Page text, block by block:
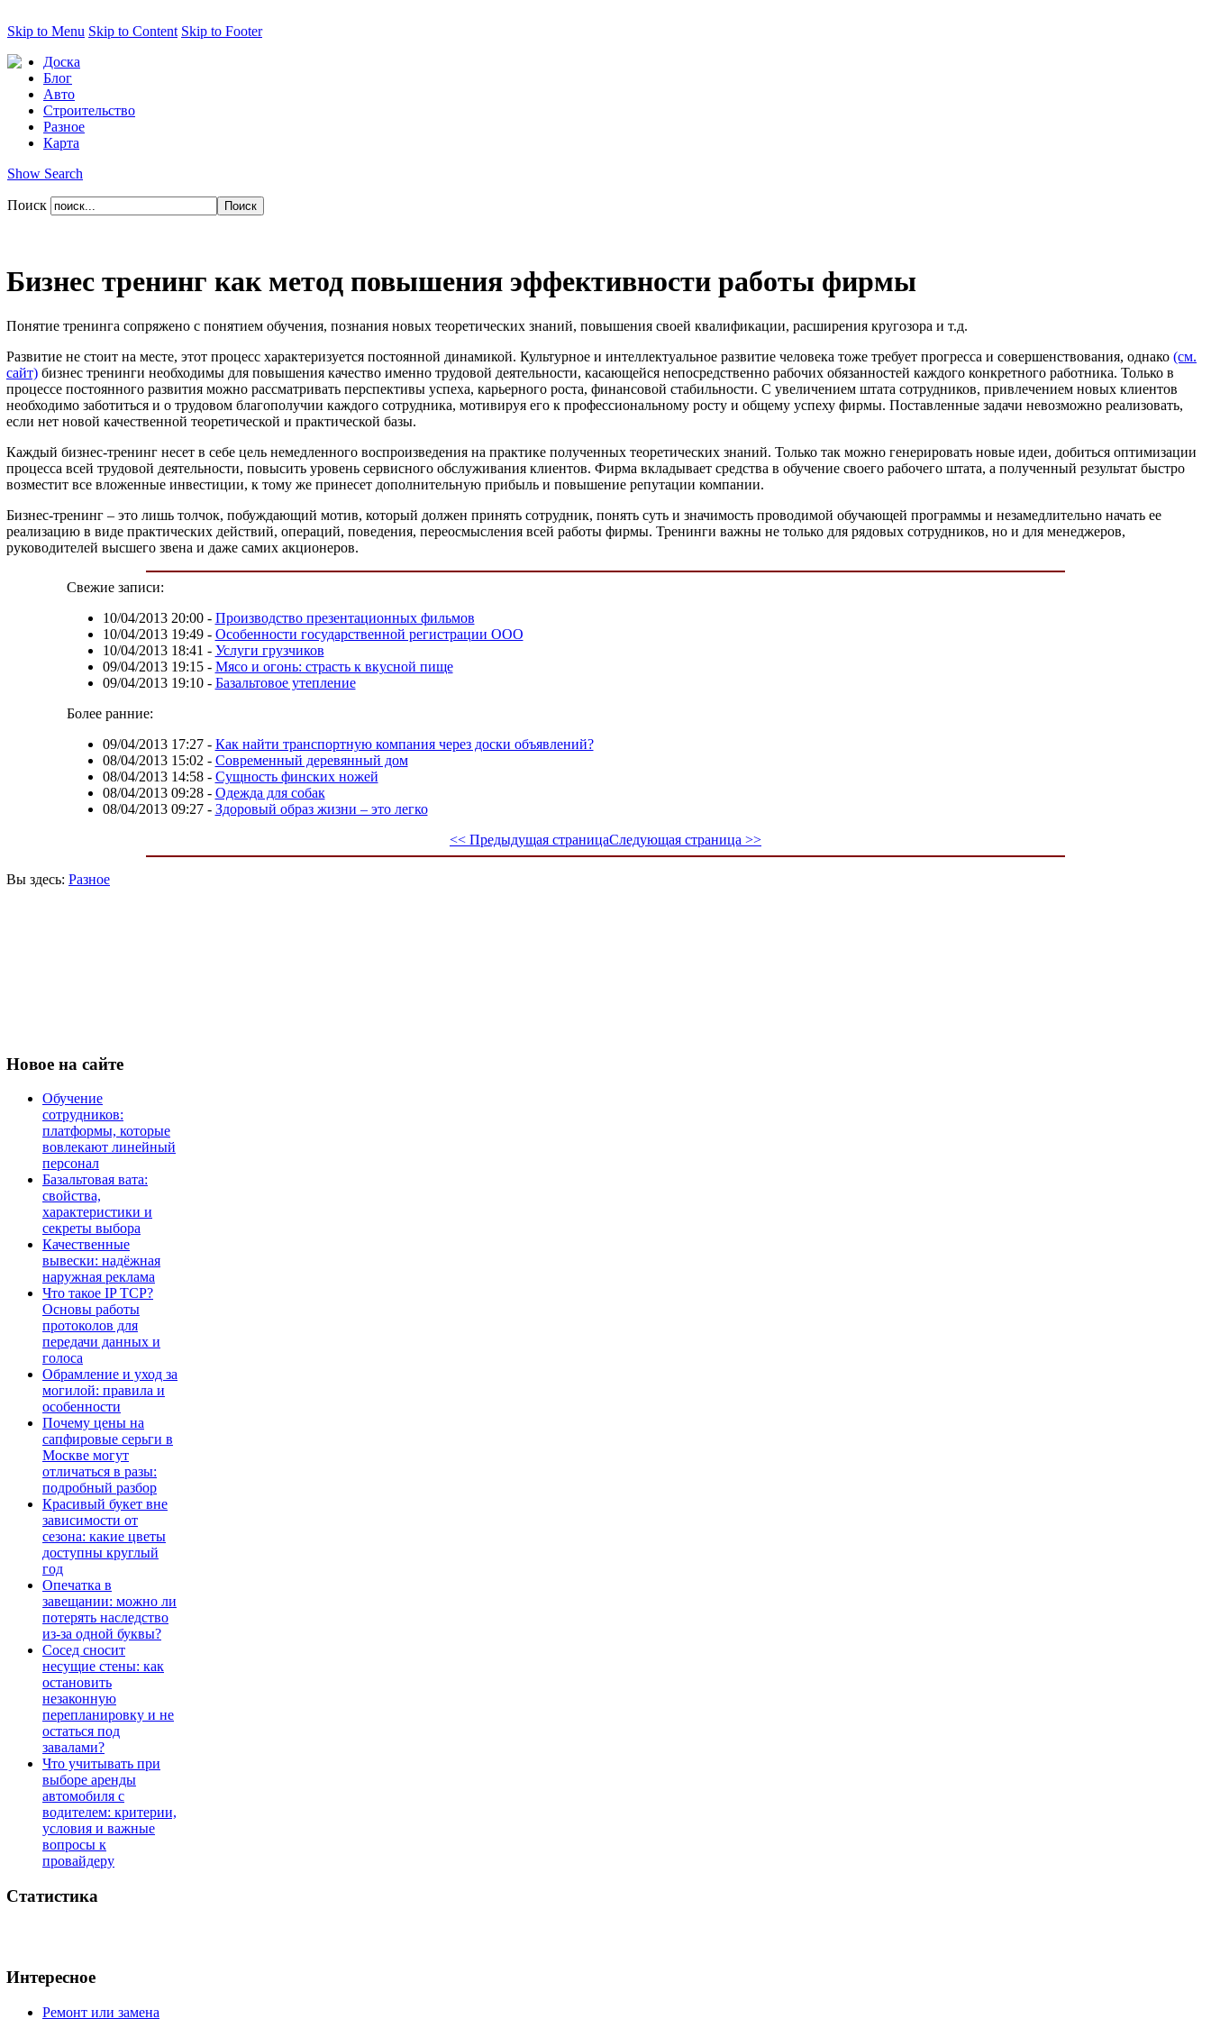
Skip to Menu Skip to Content Skip to Footer
Доска
Блог
Авто
Строительство
Разное
Карта
Show Search
Поиск
Бизнес тренинг как метод повышения эффективности работы фирмы
Понятие тренинга сопряжено с понятием обучения, познания новых теоретических знаний, повышения своей квалификации, расширения кругозора и т.д.
Развитие не стоит на месте, этот процесс характеризуется постоянной динамикой. Культурное и интеллектуальное развитие человека тоже требует прогресса и совершенствования, однако (см.
сайт) бизнес тренинги необходимы для повышения качество именно трудовой деятельности, касающейся непосредственно рабочих обязанностей каждого конкретного работника. Только в
процессе постоянного развития можно рассматривать перспективы успеха, карьерного роста, финансовой стабильности. С увеличением штата сотрудников, привлечением новых клиентов
необходимо заботиться и о трудовом благополучии каждого сотрудника, мотивируя его к профессиональному росту и общему успеху фирмы. Поставленные задачи невозможно реализовать,
если нет новой качественной теоретической и практической базы.
Каждый бизнес-тренинг несет в себе цель немедленного воспроизведения на практике полученных теоретических знаний. Только так можно генерировать новые идеи, добиться оптимизации
процесса всей трудовой деятельности, повысить уровень сервисного обслуживания клиентов. Фирма вкладывает средства в обучение своего рабочего штата, а полученный результат быстро
возместит все вложенные инвестиции, к тому же принесет дополнительную прибыль и повышение репутации компании.
Бизнес-тренинг – это лишь толчок, побуждающий мотив, который должен принять сотрудник, понять суть и значимость проводимой обучающей программы и незамедлительно начать ее
реализацию в виде практических действий, операций, поведения, переосмысления всей работы фирмы. Тренинги важны не только для рядовых сотрудников, но и для менеджеров,
руководителей высшего звена и даже самих акционеров.
Свежие записи:
10/04/2013 20:00- Производство презентационных фильмов
10/04/2013 19:49- Особенности государственной регистрации ООО
10/04/2013 18:41 - Услуги грузчиков
09/04/2013 19:15- Мясо и огонь: страсть к вкусной пище
09/04/2013 19:10- Базальтовое утепление
Более ранние:
09/04/2013 17:27- Как найти транспортную компания через доски объявлений?
08/04/2013 15:02 - Современный деревянный дом
08/04/2013 14:58- Сущность финских ножей
08/04/2013 09:28- Одежда для собак
08/04/2013 09:27- Здоровый образ жизни – это легко
<< Предыдущая страницаСледующая страница >>
Вы здесь: Разное
Новое на сайте
Обучение
сотрудников:
платформы, которые
вовлекают линейный
персонал
Базальтовая вата:
свойства,
характеристики и
секреты выбора
Качественные
вывески: надёжная
наружная реклама
Что такое IP TCP?
Основы работы
протоколов для
передачи данных и
голоса
Обрамление и уход за
могилой: правила и
особенности
Почему цены на
сапфировые серьги в
Москве могут
отличаться в разы:
подробный разбор
Красивый букет вне
зависимости от
сезона: какие цветы
доступны круглый
год
Опечатка в
завещании: можно ли
потерять наследство
из-за одной буквы?
Сосед сносит
несущие стены: как
остановить
незаконную
перепланировку и не
остаться под
завалами?
Что учитывать при
выборе аренды
автомобиля с
водителем: критерии,
условия и важные
вопросы к
провайдеру
Статистика
Интересное
Ремонт или замена